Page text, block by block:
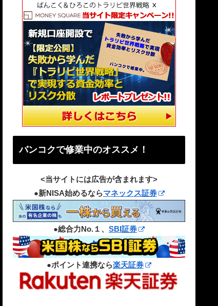
バンコクで修業中のオススメ！
<当サイトには広告が含まれます>
●新NISA始めるならマネックス証券
●総合力No.１、 SBI証券
●ポイント連携なら楽天証券